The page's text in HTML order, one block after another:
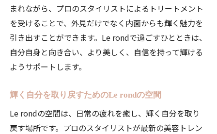
まれながら、プロのスタイリストによるトリートメント
を受けることで、外見だけでなく内面からも輝く魅力を
引き出すことができます。Le rondで過ごすひとときは、
自分自身と向き合い、より美しく、自信を持って輝ける
ようサポートします。
輝く自分を取り戻すためのLe rondの空間
Le rondの空間は、日常の疲れを癒し、輝く自分を取り
戻す場所です。プロのスタイリストが最新の美容トレン